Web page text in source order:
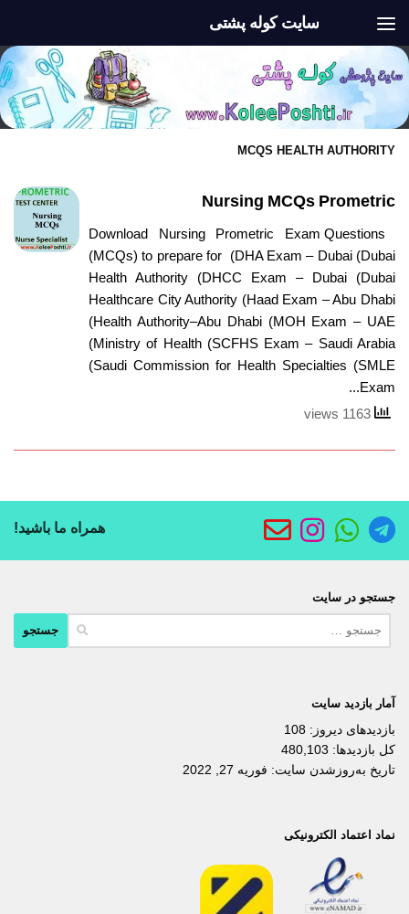
سایت کوله پشتی
MCQS HEALTH AUTHORITY
Nursing MCQs Prometric
Download Nursing Prometric Exam Questions
(MCQs) to prepare for (DHA Exam – Dubai (Dubai
Health Authority (DHCC Exam – Dubai (Dubai
Healthcare City Authority (Haad Exam – Abu Dhabi
(Health Authority–Abu Dhabi (MOH Exam – UAE
(Ministry of Health (SCFHS Exam – Saudi Arabia
(Saudi Commission for Health Specialties (SMLE
Exam...
همراه ما باشید!
جستجو در سایت
آمار بازدید سایت
بازدیدهای دیروز: 108
کل بازدیدها: 480,103
تاریخ به‌روزشدن سایت: فوریه 27, 2022
نماد اعتماد الکترونیکی